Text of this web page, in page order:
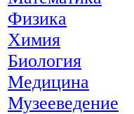
Физика
Химия
Биология
Медицина
Музееведение